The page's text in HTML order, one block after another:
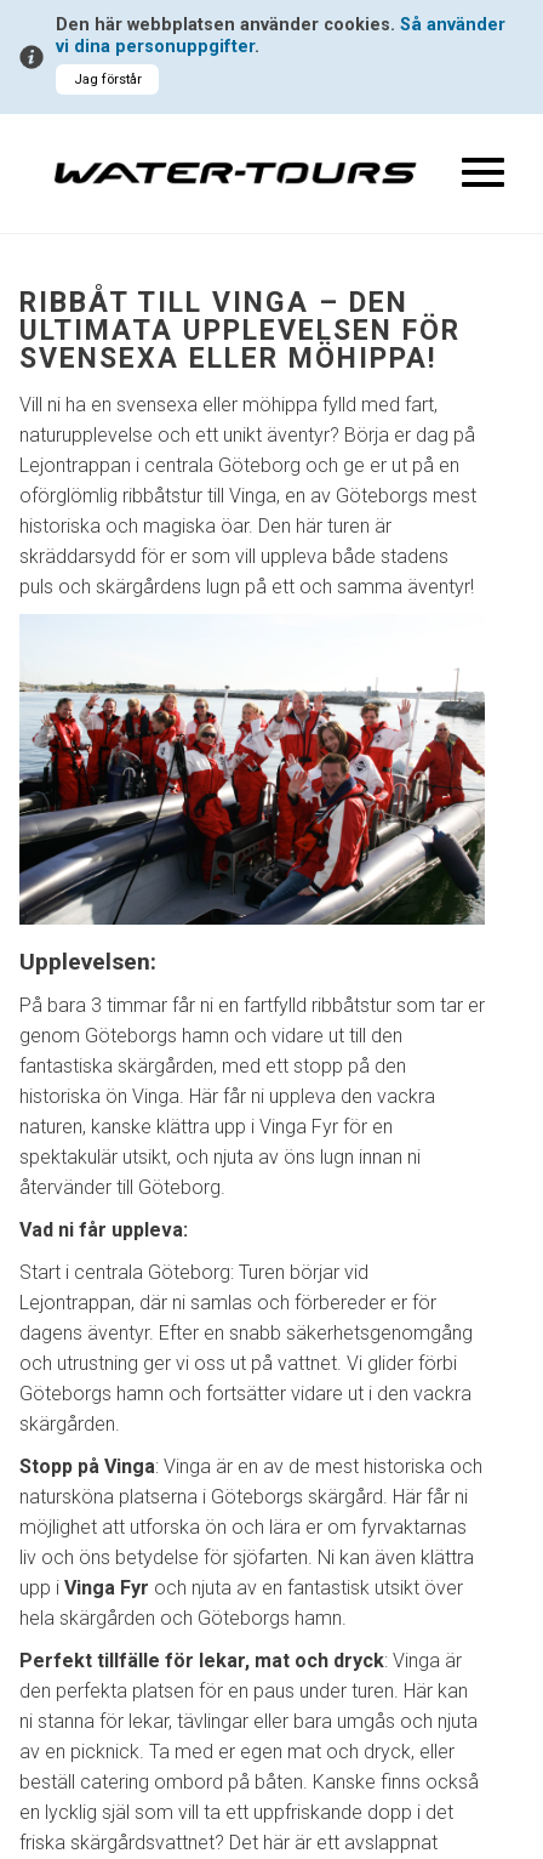
Den här webbplatsen använder cookies. Så använder
vi dina personuppgifter.
Jag förstår
RIBBÅT TILL VINGA – DEN
ULTIMATA UPPLEVELSEN FÖR
SVENSEXA ELLER MÖHIPPA!
Vill ni ha en svensexa eller möhippa fylld med fart,
naturupplevelse och ett unikt äventyr? Börja er dag på
Lejontrappan i centrala Göteborg och ge er ut på en
oförglömlig ribbåtstur till Vinga, en av Göteborgs mest
historiska och magiska öar. Den här turen är
skräddarsydd för er som vill uppleva både stadens
puls och skärgårdens lugn på ett och samma äventyr!
Upplevelsen:
På bara 3 timmar får ni en fartfylld ribbåtstur som tar er
genom Göteborgs hamn och vidare ut till den
fantastiska skärgården, med ett stopp på den
historiska ön Vinga. Här får ni uppleva den vackra
naturen, kanske klättra upp i Vinga Fyr för en
spektakulär utsikt, och njuta av öns lugn innan ni
återvänder till Göteborg.
Vad ni får uppleva:
Start i centrala Göteborg: Turen börjar vid
Lejontrappan, där ni samlas och förbereder er för
dagens äventyr. Efter en snabb säkerhetsgenomgång
och utrustning ger vi oss ut på vattnet. Vi glider förbi
Göteborgs hamn och fortsätter vidare ut i den vackra
skärgården.
Stopp på Vinga: Vinga är en av de mest historiska och
natursköna platserna i Göteborgs skärgård. Här får ni
möjlighet att utforska ön och lära er om fyrvaktarnas
liv och öns betydelse för sjöfarten. Ni kan även klättra
upp i Vinga Fyr och njuta av en fantastisk utsikt över
hela skärgården och Göteborgs hamn.
Perfekt tillfälle för lekar, mat och dryck: Vinga är
den perfekta platsen för en paus under turen. Här kan
ni stanna för lekar, tävlingar eller bara umgås och njuta
av en picknick. Ta med er egen mat och dryck, eller
beställ catering ombord på båten. Kanske finns också
en lycklig själ som vill ta ett uppfriskande dopp i det
friska skärgårdsvattnet? Det här är ett avslappnat